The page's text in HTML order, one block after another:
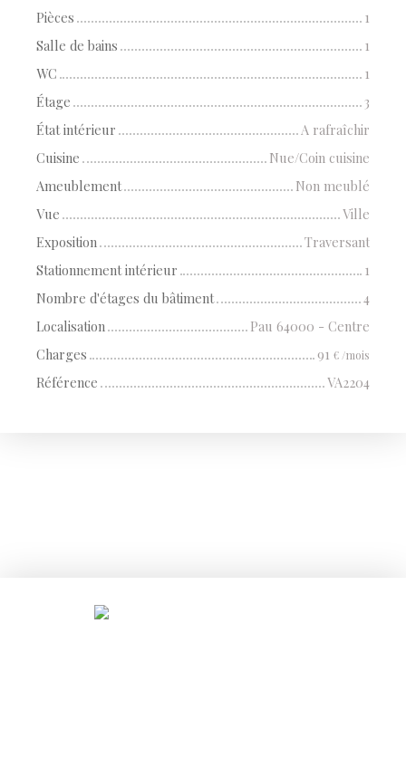
Pièces
1
Salle de bains
1
WC
1
Étage
3
État intérieur
A rafraîchir
Cuisine
Nue/Coin cuisine
Ameublement
Non meublé
Vue
Ville
Exposition
Traversant
Stationnement intérieur
1
Nombre d'étages du bâtiment
4
Localisation
Pau 64000 - Centre
Charges
91 € /mois
Référence VA2204